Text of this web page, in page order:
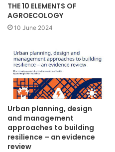
THE 10 ELEMENTS OF
AGROECOLOGY
10 June 2024
Urban planning, design
and management
approaches to building
resilience – an evidence
review